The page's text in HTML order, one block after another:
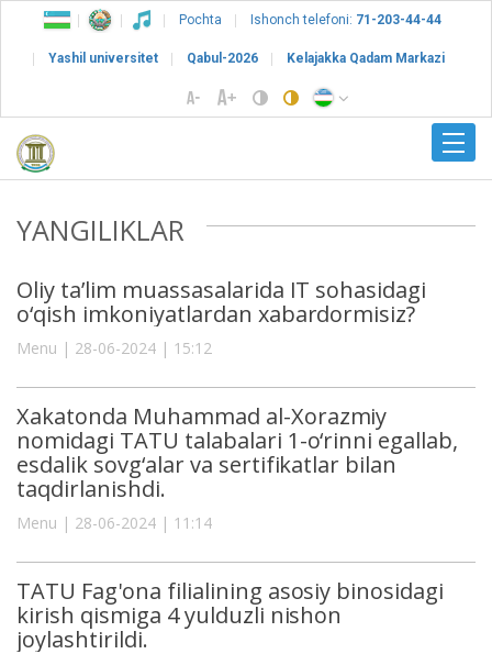
Pochta Ishonch telefoni: 71-203-44-44
Yashil universitet Qabul-2026 Kelajakka Qadam Markazi
YANGILIKLAR
Oliy ta’lim muassasalarida IT sohasidagi
o‘qish imkoniyatlardan xabardormisiz?
Menu | 28-06-2024 | 15:12
Xakatonda Muhammad al-Xorazmiy
nomidagi TATU talabalari 1-o‘rinni egallab,
esdalik sovg‘alar va sertifikatlar bilan
taqdirlanishdi.
Menu | 28-06-2024 | 11:14
TATU Fag'ona filialining asosiy binosidagi
kirish qismiga 4 yulduzli nishon
joylashtirildi.